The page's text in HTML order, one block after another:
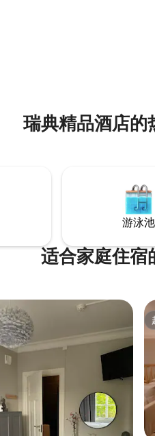
瑞典精品酒店的
游泳池
适合家庭住宿